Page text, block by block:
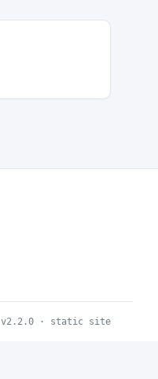
v2.2.0 · static site